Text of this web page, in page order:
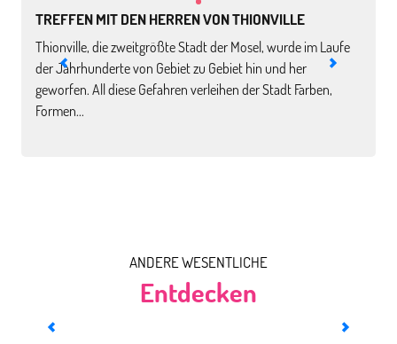
TREFFEN MIT DEN HERREN VON THIONVILLE
Thionville, die zweitgrößte Stadt der Mosel, wurde im Laufe
der Jahrhunderte von Gebiet zu Gebiet hin und her
geworfen. All diese Gefahren verleihen der Stadt Farben,
Formen...
ANDERE WESENTLICHE
Entdecken